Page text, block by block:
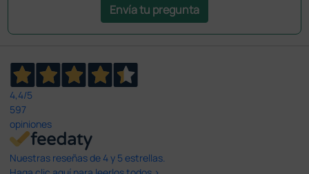
Envía tu pregunta
4,4/5
597
opiniones
Nuestras reseñas de 4 y 5 estrellas.